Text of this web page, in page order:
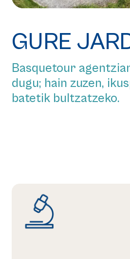
GURE
Basquetour
dugu; hain zuzen,
batetik bultzatzeko.